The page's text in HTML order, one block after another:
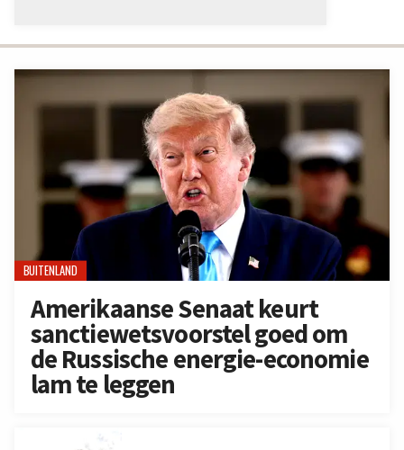
BUITENLAND
Amerikaanse Senaat keurt
sanctiewetsvoorstel goed om
de Russische energie-economie
lam te leggen